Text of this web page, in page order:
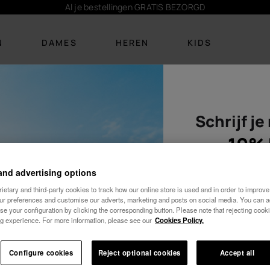
Al je bestellingen GRATIS BEZORGD
DAMES
Sandalen
Slides
Wedding
Jurken
Sokken
ACCESSOIRES
Personalisatie
Rugzakken
Handdoeken &
opblaasfiguren
Alles bekijken
HEREN
Slides
Alles bekijken
Sokken
Alles bekijken
ACCESSOIRES
Personalisatie
opblaasfiguren
Sleutelhangers
KIDS
Schrijf je
Vrouw
advertising options
and third-party cookies to track how our online store is used and in order to
preferences and customise our adverts, marketing and posts on social media. You can
your configuration by clicking the corresponding button. Please note that rejecting
experience. For more information, please see our Cookies Policy.
Reject optional cookies Accept all
Configure cookies